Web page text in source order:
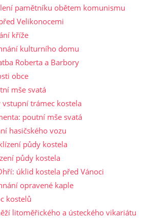
pamětníku obětem komunismu
Velikonocemi
kříže
kulturního domu
Roberta a Barbory
obce
mše svatá
trámec kostela
poutní mše svatá
hasičského vozu
půdy kostela
půdy kostela
úklid kostela před Vánoci
opravené kaple
kostelů
litoměřického a ústeckého vikariátu